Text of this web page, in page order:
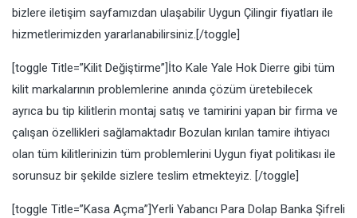
bizlere iletişim sayfamızdan ulaşabilir Uygun Çilingir fiyatları ile
hizmetlerimizden yararlanabilirsiniz.[/toggle]
[toggle Title=”Kilit Değiştirme”]İto Kale Yale Hok Dierre gibi tüm
kilit markalarının problemlerine anında çözüm üretebilecek
ayrıca bu tip kilitlerin montaj satış ve tamirini yapan bir firma ve
çalışan özellikleri sağlamaktadır Bozulan kırılan tamire ihtiyacı
olan tüm kilitlerinizin tüm problemlerini Uygun fiyat politikası ile
sorunsuz bir şekilde sizlere teslim etmekteyiz. [/toggle]
[toggle Title=”Kasa Açma”]Yerli Yabancı Para Dolap Banka Şifreli